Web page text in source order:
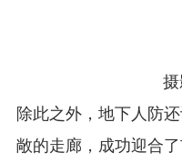
除此之外，地下人防
敞的走廊，成功迎合